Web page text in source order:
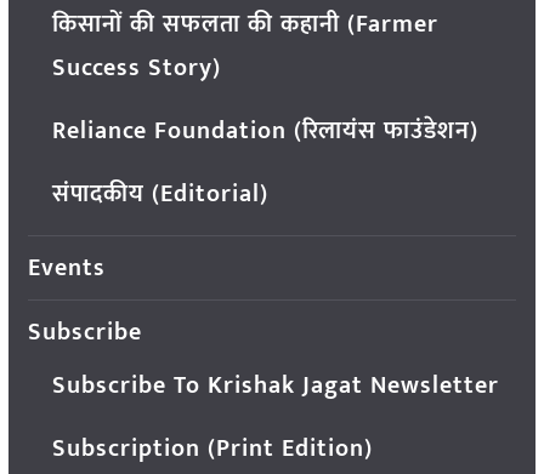
किसानों की सफलता की कहानी (Farmer
Success Story)
Reliance Foundation (रिलायंस फाउंडेशन)
संपादकीय (Editorial)
Events
Subscribe
Subscribe To Krishak Jagat Newsletter
Subscription (Print Edition)